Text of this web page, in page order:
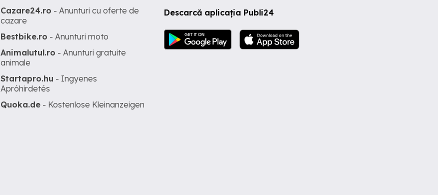
Descarcă aplicația Publi24
Cazare24.ro - Anunturi cu oferte de
cazare
Bestbike.ro - Anunturi moto
Animalutul.ro - Anunturi gratuite
animale
Startapro.hu - Ingyenes
Apróhirdetés
Quoka.de - Kostenlose Kleinanzeigen